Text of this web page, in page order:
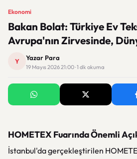
Ekonomi
Bakan Bolat: Türkiye Ev
Avrupa'nın Zirvesinde,
Y Yazar Para
19 Mayıs 2026 21:00 · 1 dk okuma
HOMETEX Fuarında Önemli
İstanbul'da gerçekleştirilen